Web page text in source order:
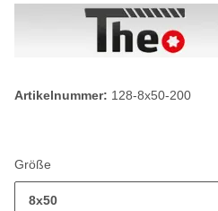
Artikelnummer: 128-8x50-200
Größe
8x50